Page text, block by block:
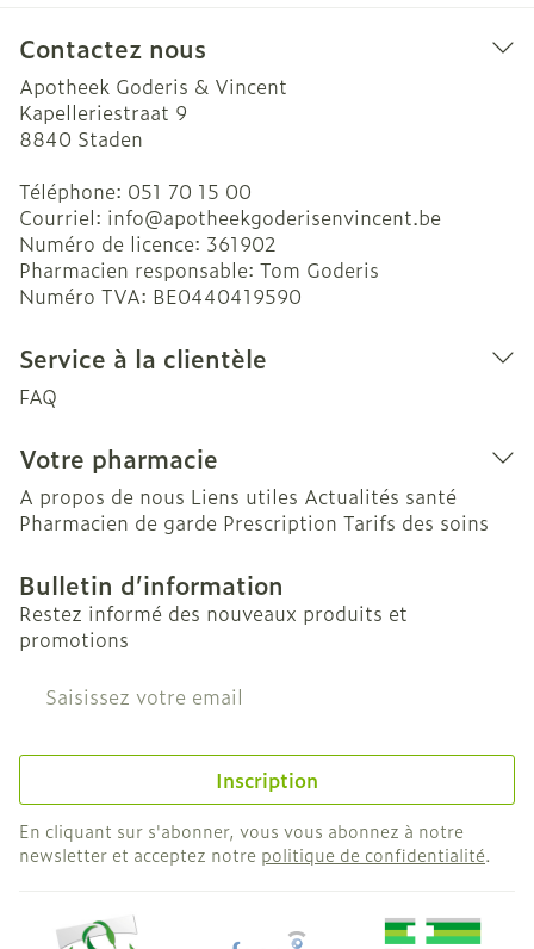
Contactez nous
Apotheek Goderis & Vincent
Kapelleriestraat 9
8840 Staden
Téléphone: 051 70 15 00
Courriel: info@apotheekgoderisenvincent.be
Numéro de licence: 361902
Pharmacien responsable: Tom Goderis
Numéro TVA: BE0440419590
Service à la clientèle
FAQ
Votre pharmacie
A propos de nous Liens utiles Actualités santé
Pharmacien de garde Prescription Tarifs des soins
Bulletin d’information
Restez informé des nouveaux produits et
promotions
Adresse mail
Inscription
En cliquant sur s'abonner, vous vous abonnez à notre
newsletter et acceptez notre politique de confidentialité.